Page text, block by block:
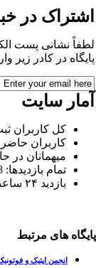
در
نشانی پست
در کادر زیر
سایت
کل کاربران ثبت شده:
کاربران حاضر در
میهمانان در حال
تمام بازدید‌ها: 315568 بازدید
بازدید ۲۴ ساعت قبل: 92 بازدید
های مرتبط
انجمن اپتیک و فوتونیک